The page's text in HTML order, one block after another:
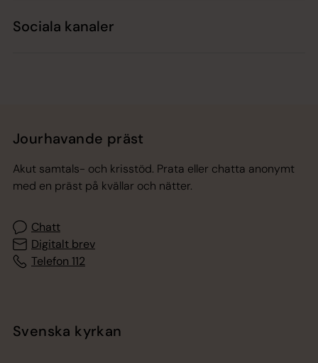
Sociala kanaler
Jourhavande präst
Akut samtals- och krisstöd. Prata eller chatta anonymt
med en präst på kvällar och nätter.
Chatt
Digitalt brev
Telefon 112
Svenska kyrkan